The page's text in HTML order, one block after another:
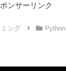
ンサーリンク
ング Python